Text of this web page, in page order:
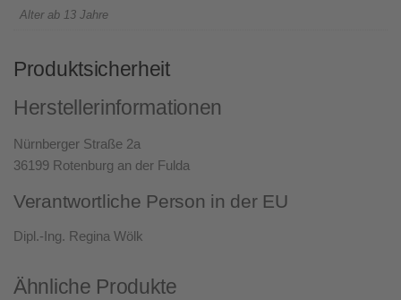
Alter ab 13 Jahre
Produktsicherheit
Herstellerinformationen
Nürnberger Straße 2a
36199 Rotenburg an der Fulda
Verantwortliche Person in der EU
Dipl.-Ing. Regina Wölk
Ähnliche Produkte